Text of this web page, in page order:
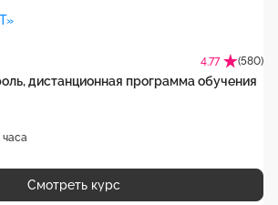
4.77 (580)
дистанционная программа обучения
часа
Смотреть курс